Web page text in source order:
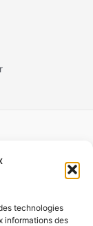
technologies
informations des